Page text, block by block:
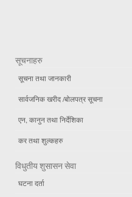
सूचनाहरु
सूचना तथा जानकारी
सार्वजनिक खरीद /बोलपत्र सूचना
एन, कानुन तथा निर्देशिका
कर तथा शुल्कहरु
विधुतीय शुसासन सेवा
घटना दर्ता